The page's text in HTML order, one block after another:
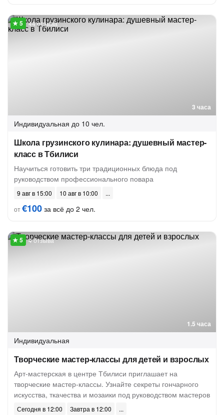
3 часа
44 отзыва
Индивидуальная до 10 чел.
Школа грузинского кулинара: душевный мастер-
класс в Тбилиси
Научиться готовить три традиционных блюда под
руководством профессионального повара
9 авг в 15:00
10 авг в 10:00
от€100 за всё до 2 чел.
1.5 часа
4 отзыва
Индивидуальная
Творческие мастер-классы для детей и взрослых
Арт-мастерская в центре Тбилиси приглашает на
творческие мастер-классы. Узнайте секреты гончарного
искусства, ткачества и мозаики под руководством мастеров
Сегодня в 12:00
Завтра в 12:00